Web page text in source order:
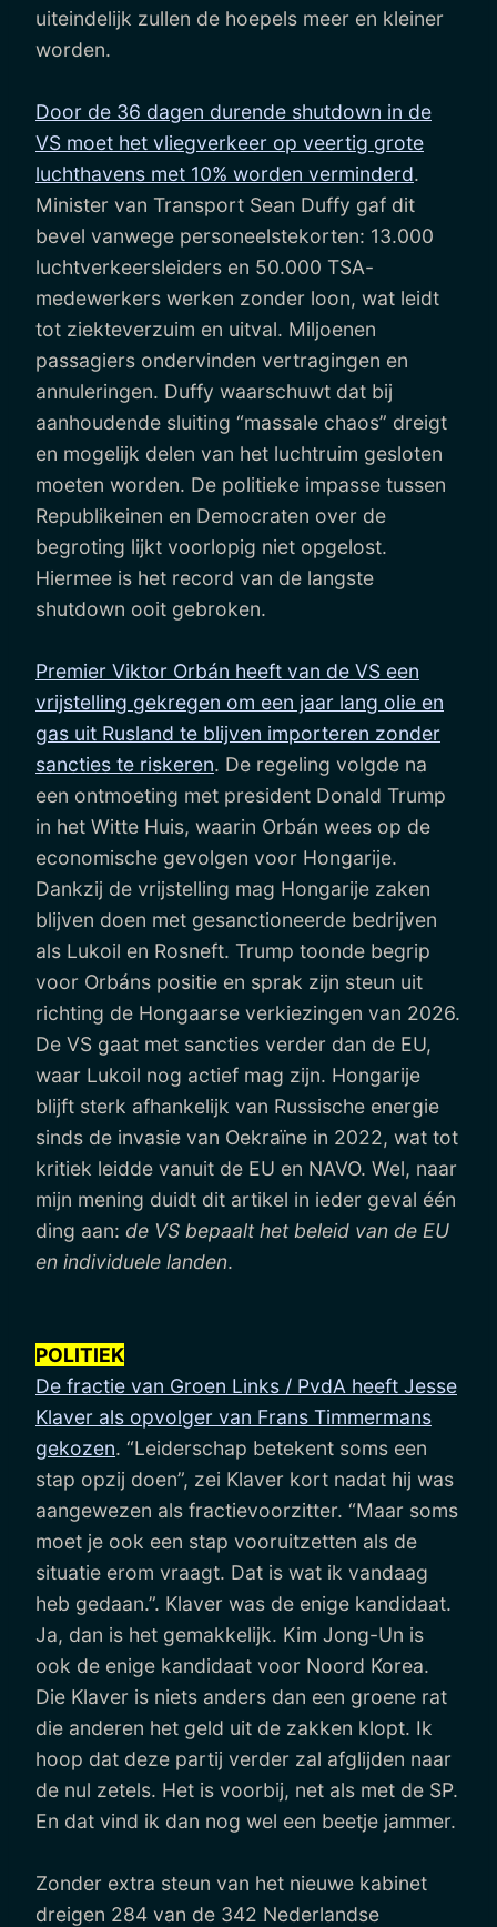
uiteindelijk zullen de hoepels meer en kleiner
worden.
Door de 36 dagen durende shutdown in de
VS moet het vliegverkeer op veertig grote
luchthavens met 10% worden verminderd.
Minister van Transport Sean Duffy gaf dit
bevel vanwege personeelstekorten: 13.000
luchtverkeersleiders en 50.000 TSA-
medewerkers werken zonder loon, wat leidt
tot ziekteverzuim en uitval. Miljoenen
passagiers ondervinden vertragingen en
annuleringen. Duffy waarschuwt dat bij
aanhoudende sluiting “massale chaos” dreigt
en mogelijk delen van het luchtruim gesloten
moeten worden. De politieke impasse tussen
Republikeinen en Democraten over de
begroting lijkt voorlopig niet opgelost.
Hiermee is het record van de langste
shutdown ooit gebroken.
Premier Viktor Orbán heeft van de VS een
vrijstelling gekregen om een jaar lang olie en
gas uit Rusland te blijven importeren zonder
sancties te riskeren. De regeling volgde na
een ontmoeting met president Donald Trump
in het Witte Huis, waarin Orbán wees op de
economische gevolgen voor Hongarije.
Dankzij de vrijstelling mag Hongarije zaken
blijven doen met gesanctioneerde bedrijven
als Lukoil en Rosneft. Trump toonde begrip
voor Orbáns positie en sprak zijn steun uit
richting de Hongaarse verkiezingen van 2026.
De VS gaat met sancties verder dan de EU,
waar Lukoil nog actief mag zijn. Hongarije
blijft sterk afhankelijk van Russische energie
sinds de invasie van Oekraïne in 2022, wat tot
kritiek leidde vanuit de EU en NAVO. Wel, naar
mijn mening duidt dit artikel in ieder geval één
ding aan: de VS bepaalt het beleid van de EU
en individuele landen.
POLITIEK
De fractie van Groen Links / PvdA heeft Jesse
Klaver als opvolger van Frans Timmermans
gekozen. “Leiderschap betekent soms een
stap opzij doen”, zei Klaver kort nadat hij was
aangewezen als fractievoorzitter. “Maar soms
moet je ook een stap vooruitzetten als de
situatie erom vraagt. Dat is wat ik vandaag
heb gedaan.”. Klaver was de enige kandidaat.
Ja, dan is het gemakkelijk. Kim Jong-Un is
ook de enige kandidaat voor Noord Korea.
Die Klaver is niets anders dan een groene rat
die anderen het geld uit de zakken klopt. Ik
hoop dat deze partij verder zal afglijden naar
de nul zetels. Het is voorbij, net als met de SP.
En dat vind ik dan nog wel een beetje jammer.
Zonder extra steun van het nieuwe kabinet
dreigen 284 van de 342 Nederlandse